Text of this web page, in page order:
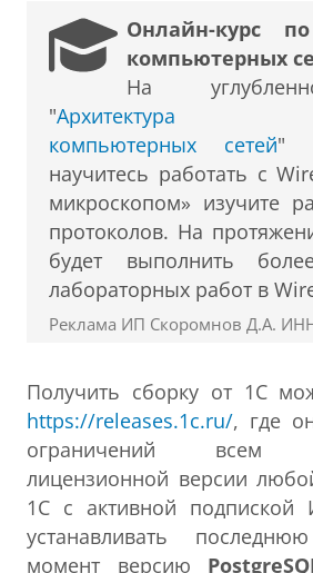
Онлайн-курс
компьютерных
На
"Архитектура
компьютерных сетей"
научитесь работать с
микроскопом» изучите
протоколов. На
будет выполнить
лабораторных работ в
Реклама ИП Скоромнов Д.А.
Получить сборку от 1С
https://releases.1c.ru/, где
ограничений всем
лицензионной версии
1С с активной
устанавливать
момент версию